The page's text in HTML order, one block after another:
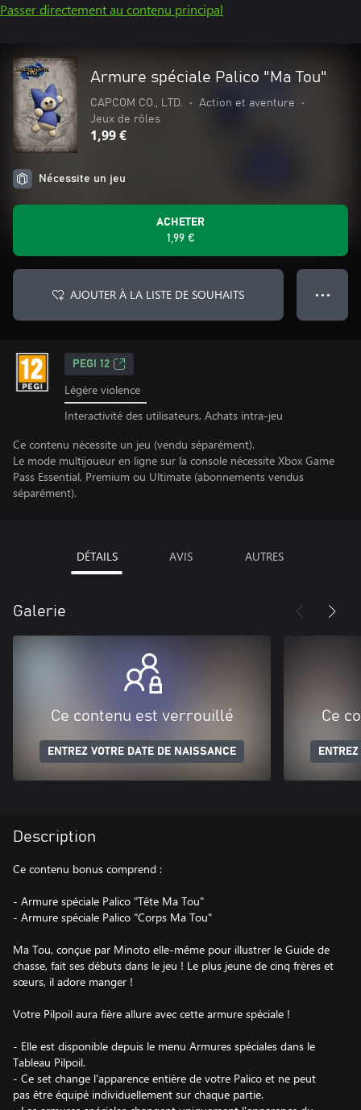
Passer directement au contenu principal
Armure spéciale Palico "Ma Tou"
CAPCOM CO., LTD. • Action et aventure
•
Jeux de rôles
1,99 €
Nécessite un jeu
ACHETER
1,99 €
AJOUTER À LA LISTE DE SOUHAITS ● ● ●
PEGI 12
Légère violence
Interactivité des utilisateurs, Achats intra-jeu
Ce contenu nécessite un jeu (vendu séparément).
Le mode multijoueur en ligne sur la console nécessite Xbox Game
Pass Essential, Premium ou Ultimate (abonnements vendus
séparément).
DÉTAILS AVIS AUTRES
Galerie
Ce contenu est verrouillé
ENTREZ VOTRE DATE DE NAISSANCE
Ce
Description
Ce contenu bonus comprend :
- Armure spéciale Palico "Tête Ma Tou"
- Armure spéciale Palico "Corps Ma Tou"
Ma Tou, conçue par Minoto elle-même pour illustrer le Guide de
chasse, fait ses débuts dans le jeu ! Le plus jeune de cinq frères et
sœurs, il adore manger !
Votre Pilpoil aura fière allure avec cette armure spéciale !
- Elle est disponible depuis le menu Armures spéciales dans le
Tableau Pilpoil.
- Ce set change l'apparence entière de votre Palico et ne peut
pas être équipé individuellement sur chaque partie.